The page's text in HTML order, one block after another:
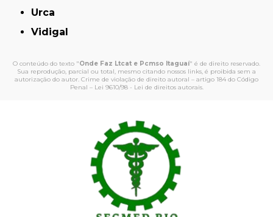
Urca
Vidigal
O conteúdo do texto "Onde Faz Ltcat e Pcmso Itaguaí" é de direito reservado.
Sua reprodução, parcial ou total, mesmo citando nossos links, é proibida sem a
autorização do autor. Crime de violação de direito autoral – artigo 184 do Código
Penal – Lei 9610/98 - Lei de direitos autorais.